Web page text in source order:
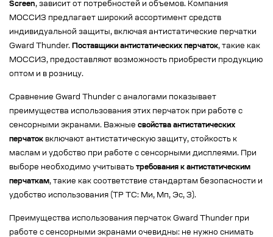
Screen, зависит от потребностей и объемов. Компания
МОССИЗ предлагает широкий ассортимент средств
индивидуальной защиты, включая антистатические перчатки
Gward Thunder. Поставщики антистатических перчаток, такие как
МОССИЗ, предоставляют возможность приобрести продукцию
оптом и в розницу.
Сравнение Gward Thunder с аналогами показывает
преимущества использования этих перчаток при работе с
сенсорными экранами. Важные свойства антистатических
перчаток включают антистатическую защиту, стойкость к
маслам и удобство при работе с сенсорными дисплеями. При
выборе необходимо учитывать требования к антистатическим
перчаткам, такие как соответствие стандартам безопасности и
удобство использования (ТР ТС: Ми, Мп, Эс, З).
Преимущества использования перчаток Gward Thunder при
работе с сенсорными экранами очевидны: не нужно снимать